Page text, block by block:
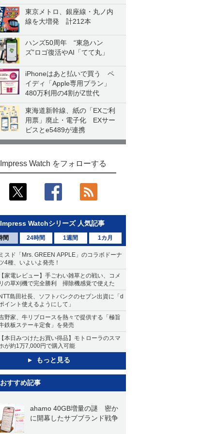
東京メトロ、銀座線・丸ノ内
線を大増発 計212本
ハンズ50周年 “東急ハン
ズ”ロゴ復活やAI「てて丸」
iPhoneはあと払いで買う ペ
イディ「Apple専用プラン」
480万利用の4割がZ世代
東海道新幹線、紙の「EXご利
用票」廃止・電子化 EXサー
ビスとe5489が連携
Impress Watch をフォローする
Impress Watchシリーズ 人気記事
間 24時間 1週間 1カ月
スド「Mrs. GREEN APPLE」のコラボドーナ
4種、いよいよ発売！
家電レビュー】手ごわい雑草との戦い、コメ
の草刈機で完全勝利 掃除機感覚で使えた
島田社長、ソフトバンクのセブン出資に「d
イント使えるようにして」
野家、牛リブロースを熱々で提供する「極旨
鉄板ステーキ定食」を発売
本日みつけたお買い得品】モトローラのスマ
が約1万7,000円で購入可能
もっと見る
おすすめ記事
ahamo 40GB増量の謎 密か
に開幕したサブブランド戦争